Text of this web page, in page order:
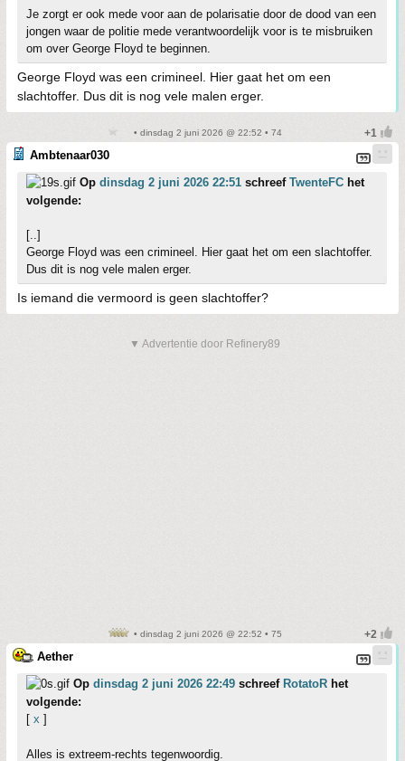
Je zorgt er ook mede voor aan de polarisatie door de dood van een
jongen waar de politie mede verantwoordelijk voor is te misbruiken
om over George Floyd te beginnen.
George Floyd was een crimineel. Hier gaat het om een
slachtoffer. Dus dit is nog vele malen erger.
• dinsdag 2 juni 2026 @ 22:52 • 74
Ambtenaar030
Op dinsdag 2 juni 2026 22:51 schreef TwenteFC het
volgende:
[..]
George Floyd was een crimineel. Hier gaat het om een slachtoffer.
Dus dit is nog vele malen erger.
Is iemand die vermoord is geen slachtoffer?
▼ Advertentie door Refinery89
• dinsdag 2 juni 2026 @ 22:52 • 75
Aether
Op dinsdag 2 juni 2026 22:49 schreef RotatoR het
volgende:
[ x ]
Alles is extreem-rechts tegenwoordig.